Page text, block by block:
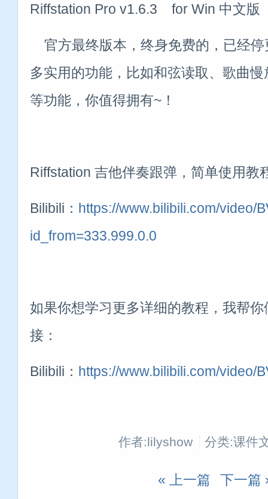
Riffstation Pro v1.6.3 for Win 中
官方最终版本，终身免费的，已经停
多实用的功能，比如和弦读取、歌曲
等功能，你值得拥有~！
Riffstation 吉他伴奏跟弹，简单使用教
Bilibili： https://www.bilibili.com/video/
id_from=333.999.0.0
如果你想学习更多详细的教程，我帮
接：
Bilibili： https://www.bilibili.com/video/
作者:lilyshow 分类:课件
« 上一篇 下一篇